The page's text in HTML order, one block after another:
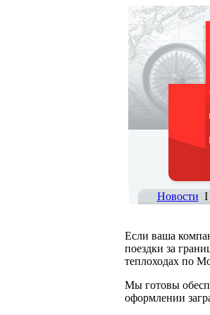
Новости I
Если ваша
поездки за
теплоходах по
Мы готовы
оформлении